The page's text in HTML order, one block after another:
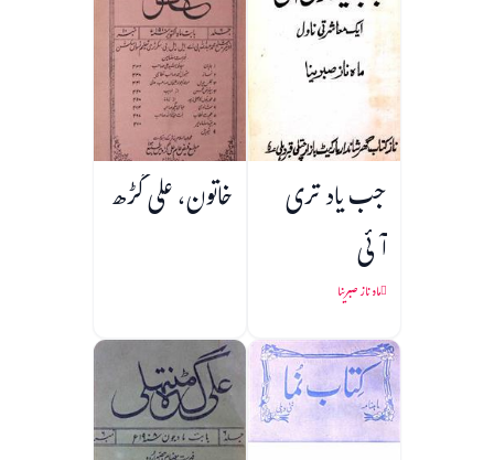
جب یاد تری
آئی
ماہ ناز صبرینا
خاتون، علی گڑھ